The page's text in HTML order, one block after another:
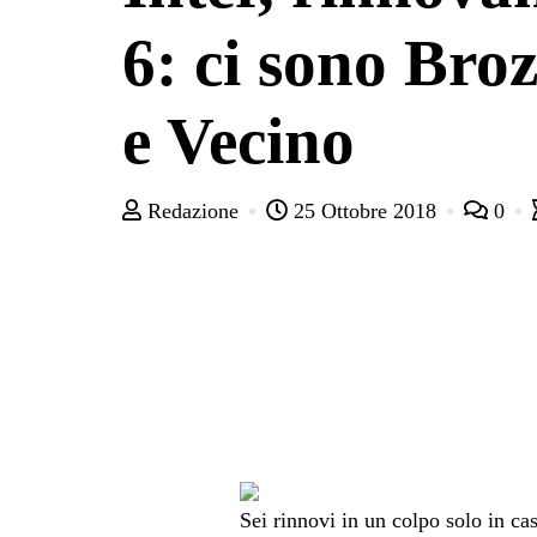
6: ci sono
e Vecino
Redazione 25 Ottobre 2018 0
Sei rinnovi in un colpo solo in